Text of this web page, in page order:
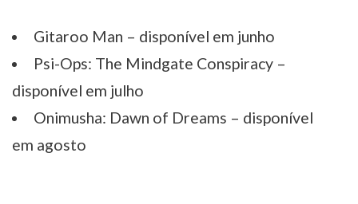
Gitaroo Man – disponível em junho
Psi-Ops: The Mindgate Conspiracy –
disponível em julho
Onimusha: Dawn of Dreams – disponível
em agosto